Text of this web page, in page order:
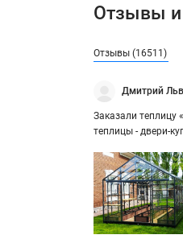
Отзывы
Отзывы (16511)
Дмитрий
За­ка­за­ли теп­ли­цу
теп­ли­цы - двери-​